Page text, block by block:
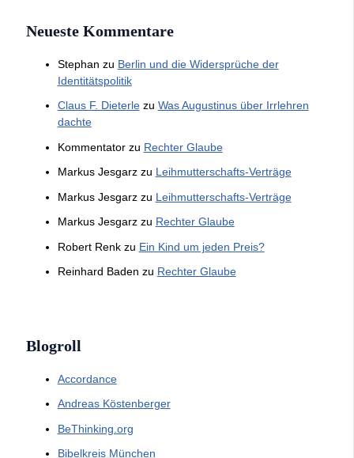
Neueste Kommentare
Stephan zu Berlin und die Widersprüche der
Identitätspolitik
Claus F. Dieterlezu Was Augustinus über Irrlehren
dachte
Kommentatorzu Rechter Glaube
Markus Jesgarzzu Leihmutterschafts-Verträge
Markus Jesgarzzu Leihmutterschafts-Verträge
Markus Jesgarzzu Rechter Glaube
Robert Renkzu Ein Kind um jeden Preis?
Reinhard Baden zu Rechter Glaube
Blogroll
Accordance
Andreas Köstenberger
BeThinking.org
Bibelkreis München